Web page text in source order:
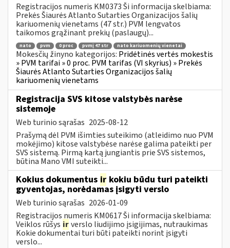
Registracijos numeris KM0373 Ši informacija skelbiama:
Prekės Šiaurės Atlanto Sutarties Organizacijos šalių
kariuomenių vienetams (47 str.) PVM lengvatos
taikomos grąžinant prekių (paslaugų)...
nato pvm 0 proc pvmį 47 str nato kariuomenių vienetai
Mokesčių žinyno kategorijos: Pridėtinės vertės mokestis
» PVM tarifai » 0 proc. PVM tarifas (VI skyrius) » Prekės
Šiaurės Atlanto Sutarties Organizacijos šalių
kariuomenių vienetams
Registracija SVS kitose valstybės narėse
sistemoje
Web turinio sąrašas 2025-08-12
Prašymą dėl PVM išimties suteikimo (atleidimo nuo PVM
mokėjimo) kitose valstybėse narėse galima pateikti per
SVS sistemą. Pirmą kartą jungiantis prie SVS sistemos,
būtina Mano VMI suteikti...
Kokius dokumentus ir kokiu būdu turi pateikti
gyventojas, norėdamas įsigyti verslo
Web turinio sąrašas 2026-01-09
Registracijos numeris KM0617 Ši informacija skelbiama:
Veiklos rūšys irverslo liudijimo įsigijimas, nutraukimas
Kokie dokumentai turi būti pateikti norint įsigyti
verslo...